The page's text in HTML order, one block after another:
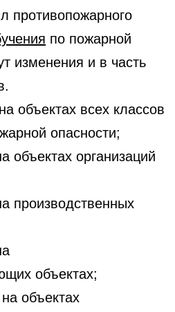
противопожарного
по пожарной
изменения и в часть
объектах всех классов
опасности;
организаций
производственных
объектах;
объектах